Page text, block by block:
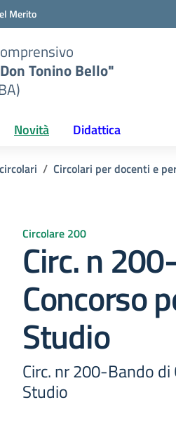
Merito
Tonino Bello"
Novità Didattica
Circolari per docenti e
Circolare 200
Circ. n
Concorso
Studio
Circ. nr 200-Bando
Studio